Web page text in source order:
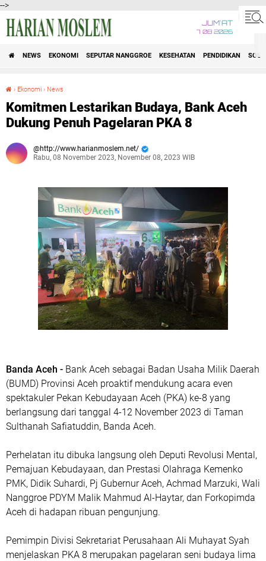
-->
JUM'AT
7 08 2026
NEWS EKONOMI SEPUTAR NANGGROE KESEHATAN PENDIDIKAN
› Ekonomi › News
Komitmen Lestarikan Budaya, Bank Aceh
Dukung Penuh Pagelaran PKA 8
http://www.harianmoslem.net/
Rabu, 08 November 2023, November 08, 2023 WIB
Banda Aceh - Bank Aceh sebagai Badan Usaha Milik Daerah
(BUMD) Provinsi Aceh proaktif mendukung acara even
spektakuler Pekan Kebudayaan Aceh (PKA) ke-8 yang
berlangsung dari tanggal 4-12 November 2023 di Taman
Sulthanah Safiatuddin, Banda Aceh.
Perhelatan itu dibuka langsung oleh Deputi Revolusi Mental,
Pemajuan Kebudayaan, dan Prestasi Olahraga Kemenko
PMK, Didik Suhardi, Pj Gubernur Aceh, Achmad Marzuki, Wali
Nanggroe PDYM Malik Mahmud Al-Haytar, dan Forkopimda
Aceh di hadapan ribuan pengunjung.
Pemimpin Divisi Sekretariat Perusahaan Ali Muhayat Syah
menjelaskan PKA 8 merupakan pagelaran seni budaya lima